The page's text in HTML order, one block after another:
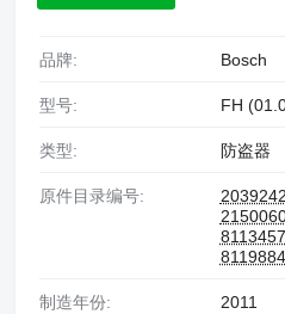
品牌: Bosch
型号: FH
类型: 防盗器
原件目录编号:
8113457
8119884
制造年份: 2011